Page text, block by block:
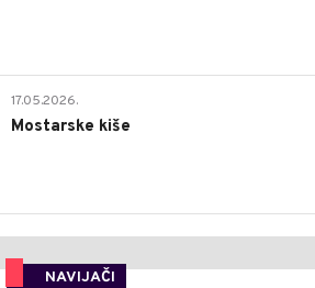
17.05.2026.
Mostarske kiše
NAVIJAČI